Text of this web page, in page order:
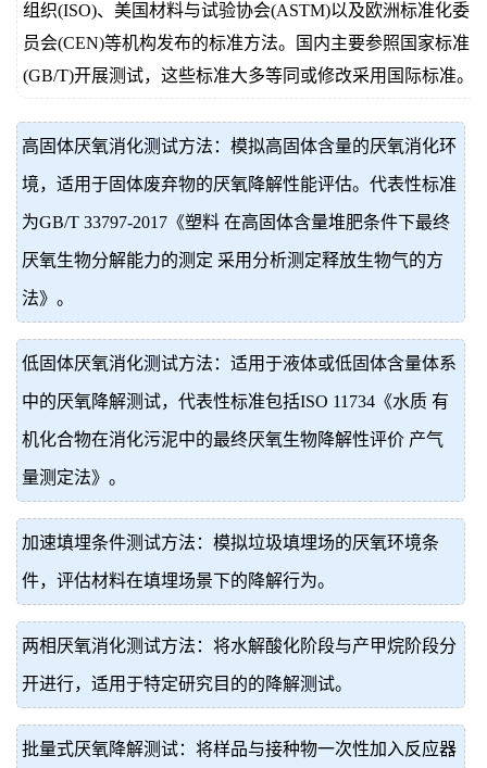
组织(ISO)、美国材料与试验协会(ASTM)以及欧洲标准化委
员会(CEN)等机构发布的标准方法。国内主要参照国家标准
(GB/T)开展测试，这些标准大多等同或修改采用国际标准。
高固体厌氧消化测试方法：模拟高固体含量的厌氧消化环
境，适用于固体废弃物的厌氧降解性能评估。代表性标准
为GB/T 33797-2017《塑料 在高固体含量堆肥条件下最终
厌氧生物分解能力的测定 采用分析测定释放生物气的方
法》。
低固体厌氧消化测试方法：适用于液体或低固体含量体系
中的厌氧降解测试，代表性标准包括ISO 11734《水质 有
机化合物在消化污泥中的最终厌氧生物降解性评价 产气
量测定法》。
加速填埋条件测试方法：模拟垃圾填埋场的厌氧环境条
件，评估材料在填埋场景下的降解行为。
两相厌氧消化测试方法：将水解酸化阶段与产甲烷阶段分
开进行，适用于特定研究目的的降解测试。
批量式厌氧降解测试：将样品与接种物一次性加入反应器